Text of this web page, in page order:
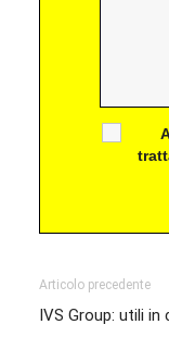
Articolo precedente
IVS Group: utili